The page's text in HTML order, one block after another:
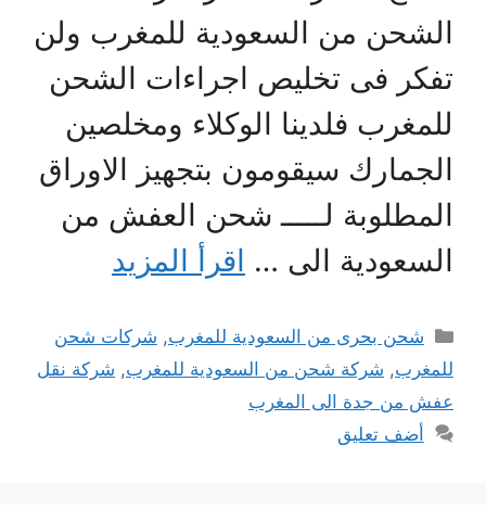
الشحن من السعودية للمغرب ولن
تفكر فى تخليص اجراءات الشحن
للمغرب فلدينا الوكلاء ومخلصين
الجمارك سيقومون بتجهيز الاوراق
المطلوبة لـــــ شحن العفش من
السعودية الى … اقرأ المزيد
التصنيفات
شحن بحرى من السعودية للمغرب, شركات شحن
للمغرب, شركة شحن من السعودية للمغرب, شركة نقل
عفش من جدة الى المغرب
أضف تعليق